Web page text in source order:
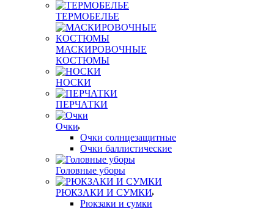
ТЕРМОБЕЛЬЕ
МАСКИРОВОЧНЫЕ
КОСТЮМЫ
НОСКИ
ПЕРЧАТКИ
Очки
Очки солнцезащитные
Очки баллистические
Головные уборы
РЮКЗАКИ И СУМКИ
Рюкзаки и сумки